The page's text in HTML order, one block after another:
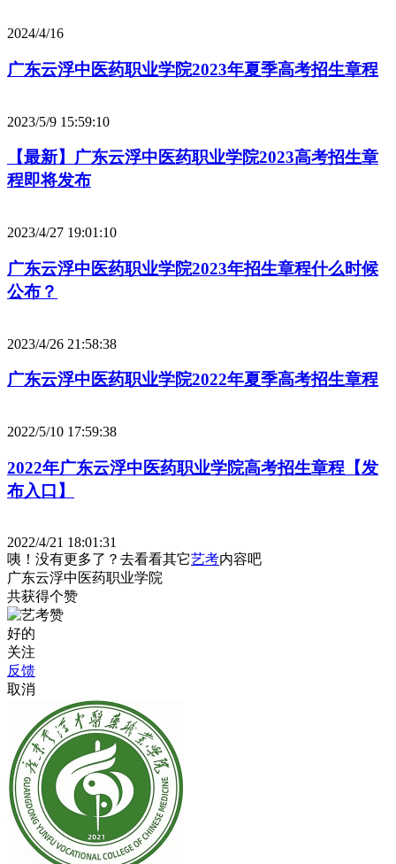
2024/4/16
广东云浮中医药职业学院2023年夏季高考招生章程
2023/5/9 15:59:10
【最新】广东云浮中医药职业学院2023高考招生章
程即将发布
2023/4/27 19:01:10
广东云浮中医药职业学院2023年招生章程什么时候
公布？
2023/4/26 21:58:38
广东云浮中医药职业学院2022年夏季高考招生章程
2022/5/10 17:59:38
2022年广东云浮中医药职业学院高考招生章程【发
布入口】
2022/4/21 18:01:31
咦！没有更多了？去看看其它艺考内容吧
广东云浮中医药职业学院
共获得个赞
好的
关注
反馈
取消